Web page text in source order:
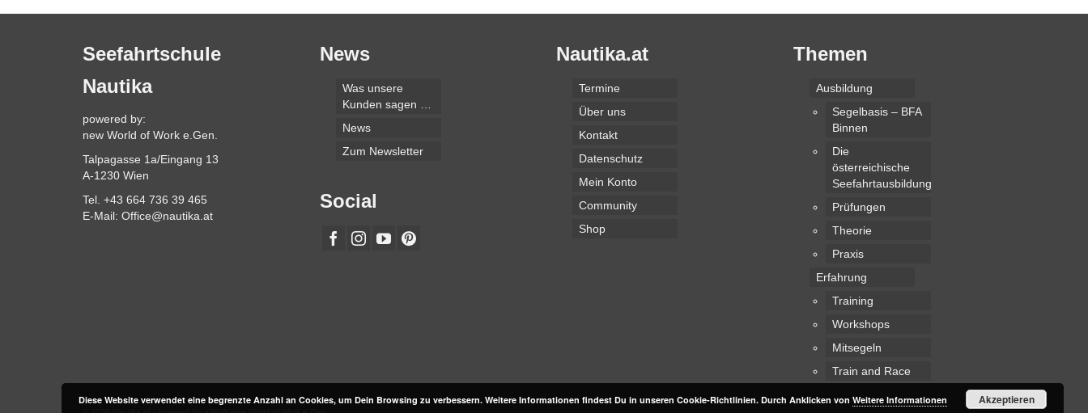
Seefahrtschule
Nautika
powered by:
new World of Work e.Gen.
Talpagasse 1a/Eingang 13
A-1230 Wien
Tel. +43 664 736 39 465
E-Mail: Office@nautika.at
News
Was unsere
Kunden sagen …
News
Zum Newsletter
Social
Nautika.at
Termine
Über uns
Kontakt
Datenschutz
Mein Konto
Community
Shop
Themen
Ausbildung
Segelbasis – BFA
Binnen
Die
österreichische
Seefahrtausbildung
Prüfungen
Theorie
Praxis
Erfahrung
Training
Workshops
Mitsegeln
Train and Race
Diese Website verwendet eine begrenzte Anzahl an Cookies, um Dein Browsing zu verbessern. Weitere Informationen findest Du in unseren Cookie-Richtlinien. Durch Anklicken von Weitere Informationen Akzeptieren